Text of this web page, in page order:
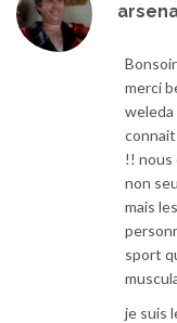
Bonsoir
merci
weleda
!! nous
non
mais
sport
je suis